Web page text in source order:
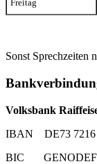
Freitag
Sonst Sprechzeiten
Volksbank
IBAN DE73 7216
BIC